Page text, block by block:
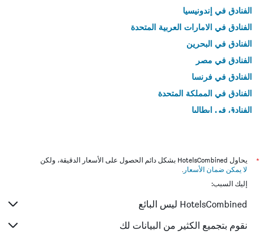
الفنادق في إندونيسيا
الفنادق في الامارات العربية المتحدة
الفنادق في البحرين
الفنادق في مصر
الفنادق في فرنسا
الفنادق في المملكة المتحدة
الفنادق في إيطاليا
*
يحاول HotelsCombined بشكل دائم الحصول على الأسعار الدقيقة، ولكن
لا يمكن ضمان الأسعار .
إليك السبب:
HotelsCombined ليس البائع
نقوم بتجميع الكثير من البيانات لك